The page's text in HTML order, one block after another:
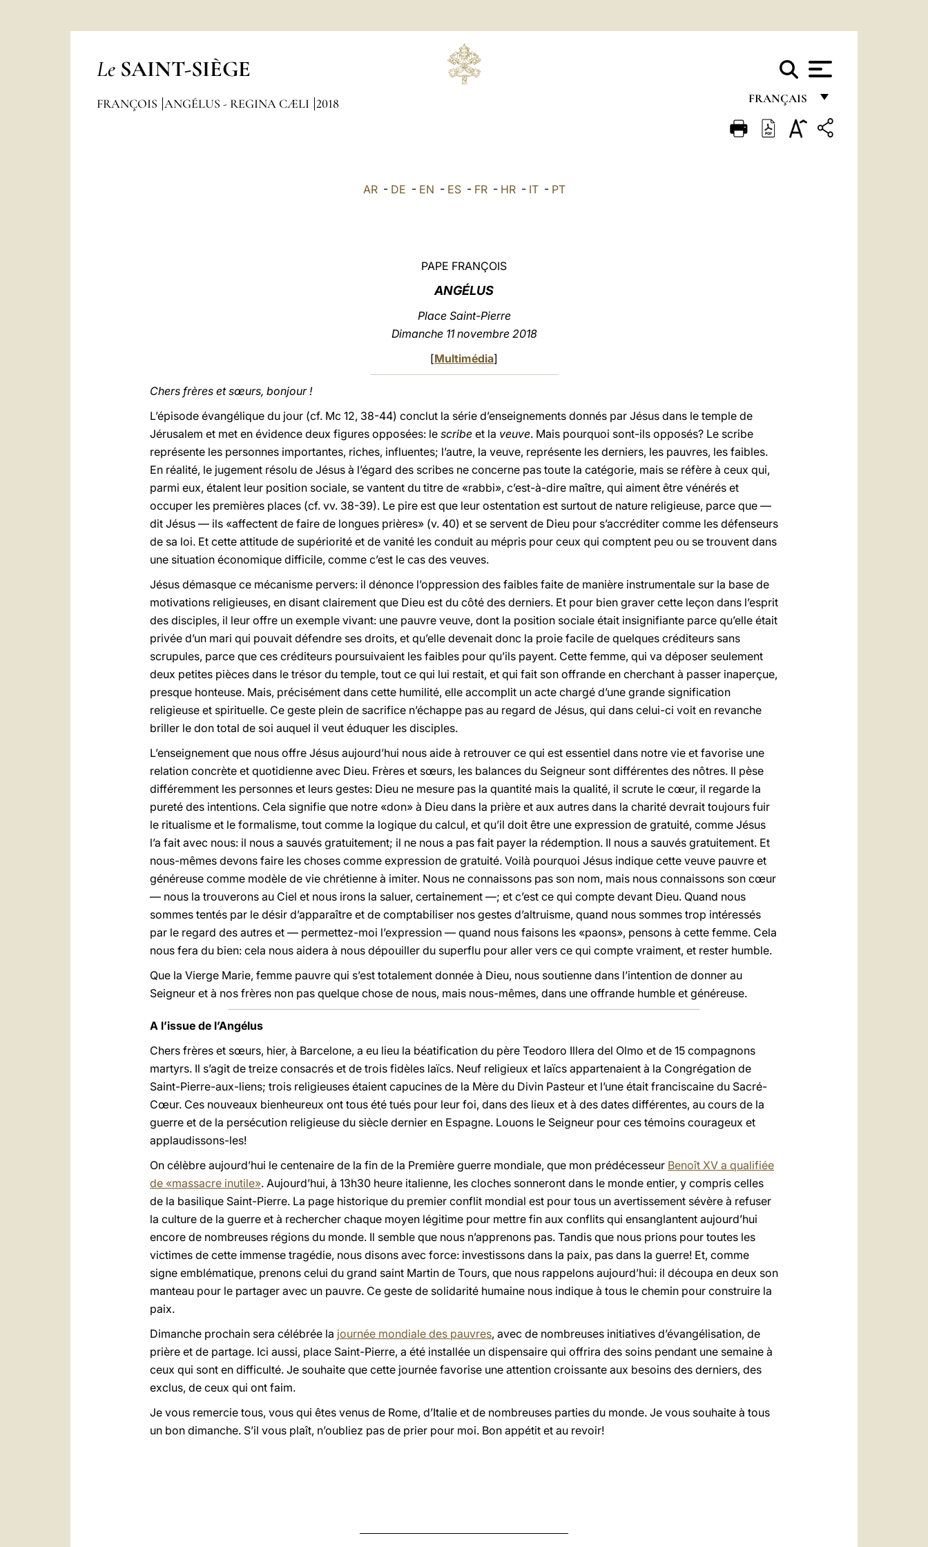
Le SAINT-SIÈGE
FRANÇAIS
FRANÇAIS
FRANÇOIS ANGÉLUS - REGINA CÆLI 2018
AR- DE - EN - ES- FR- HR- IT- PT
PAPE FRANÇOIS
ANGÉLUS
Place Saint-Pierre
Dimanche 11 novembre 2018
[Multimédia]
Chers frères et sœurs, bonjour !
L’épisode évangélique du jour (cf. Mc 12, 38-44) conclut la série d’enseignements donnés par Jésus dans le temple de
Jérusalem et met en évidence deux figures opposées: le scribe et la veuve. Mais pourquoi sont-ils opposés? Le scribe
représente les personnes importantes, riches, influentes; l’autre, la veuve, représente les derniers, les pauvres, les faibles.
En réalité, le jugement résolu de Jésus à l’égard des scribes ne concerne pas toute la catégorie, mais se réfère à ceux qui,
parmi eux, étalent leur position sociale, se vantent du titre de «rabbi», c’est-à-dire maître, qui aiment être vénérés et
occuper les premières places (cf. vv. 38-39). Le pire est que leur ostentation est surtout de nature religieuse, parce que —
dit Jésus — ils «affectent de faire de longues prières» (v. 40) et se servent de Dieu pour s’accréditer comme les défenseurs
de sa loi. Et cette attitude de supériorité et de vanité les conduit au mépris pour ceux qui comptent peu ou se trouvent dans
une situation économique difficile, comme c’est le cas des veuves.
Jésus démasque ce mécanisme pervers: il dénonce l’oppression des faibles faite de manière instrumentale sur la base de
motivations religieuses, en disant clairement que Dieu est du côté des derniers. Et pour bien graver cette leçon dans l’esprit
des disciples, il leur offre un exemple vivant: une pauvre veuve, dont la position sociale était insignifiante parce qu’elle était
privée d’un mari qui pouvait défendre ses droits, et qu’elle devenait donc la proie facile de quelques créditeurs sans
scrupules, parce que ces créditeurs poursuivaient les faibles pour qu’ils payent. Cette femme, qui va déposer seulement
deux petites pièces dans le trésor du temple, tout ce qui lui restait, et qui fait son offrande en cherchant à passer inaperçue,
presque honteuse. Mais, précisément dans cette humilité, elle accomplit un acte chargé d’une grande signification
religieuse et spirituelle. Ce geste plein de sacrifice n’échappe pas au regard de Jésus, qui dans celui-ci voit en revanche
briller le don total de soi auquel il veut éduquer les disciples.
L’enseignement que nous offre Jésus aujourd’hui nous aide à retrouver ce qui est essentiel dans notre vie et favorise une
relation concrète et quotidienne avec Dieu. Frères et sœurs, les balances du Seigneur sont différentes des nôtres. Il pèse
différemment les personnes et leurs gestes: Dieu ne mesure pas la quantité mais la qualité, il scrute le cœur, il regarde la
pureté des intentions. Cela signifie que notre «don» à Dieu dans la prière et aux autres dans la charité devrait toujours fuir
le ritualisme et le formalisme, tout comme la logique du calcul, et qu’il doit être une expression de gratuité, comme Jésus
l’a fait avec nous: il nous a sauvés gratuitement; il ne nous a pas fait payer la rédemption. Il nous a sauvés gratuitement. Et
nous-mêmes devons faire les choses comme expression de gratuité. Voilà pourquoi Jésus indique cette veuve pauvre et
généreuse comme modèle de vie chrétienne à imiter. Nous ne connaissons pas son nom, mais nous connaissons son cœur
— nous la trouverons au Ciel et nous irons la saluer, certainement —; et c’est ce qui compte devant Dieu. Quand nous
sommes tentés par le désir d’apparaître et de comptabiliser nos gestes d’altruisme, quand nous sommes trop intéressés
par le regard des autres et — permettez-moi l’expression — quand nous faisons les «paons», pensons à cette femme. Cela
nous fera du bien: cela nous aidera à nous dépouiller du superflu pour aller vers ce qui compte vraiment, et rester humble.
Que la Vierge Marie, femme pauvre qui s’est totalement donnée à Dieu, nous soutienne dans l’intention de donner au
Seigneur et à nos frères non pas quelque chose de nous, mais nous-mêmes, dans une offrande humble et généreuse.
A l’issue de l’Angélus
Chers frères et sœurs, hier, à Barcelone, a eu lieu la béatification du père Teodoro Illera del Olmo et de 15 compagnons
martyrs. Il s’agit de treize consacrés et de trois fidèles laïcs. Neuf religieux et laïcs appartenaient à la Congrégation de
Saint-Pierre-aux-liens; trois religieuses étaient capucines de la Mère du Divin Pasteur et l’une était franciscaine du Sacré-
Cœur. Ces nouveaux bienheureux ont tous été tués pour leur foi, dans des lieux et à des dates différentes, au cours de la
guerre et de la persécution religieuse du siècle dernier en Espagne. Louons le Seigneur pour ces témoins courageux et
applaudissons-les!
On célèbre aujourd’hui le centenaire de la fin de la Première guerre mondiale, que mon prédécesseur Benoît XV a qualifiée
de «massacre inutile». Aujourd’hui, à 13h30 heure italienne, les cloches sonneront dans le monde entier, y compris celles
de la basilique Saint-Pierre. La page historique du premier conflit mondial est pour tous un avertissement sévère à refuser
la culture de la guerre et à rechercher chaque moyen légitime pour mettre fin aux conflits qui ensanglantent aujourd’hui
encore de nombreuses régions du monde. Il semble que nous n’apprenons pas. Tandis que nous prions pour toutes les
victimes de cette immense tragédie, nous disons avec force: investissons dans la paix, pas dans la guerre! Et, comme
signe emblématique, prenons celui du grand saint Martin de Tours, que nous rappelons aujourd’hui: il découpa en deux son
manteau pour le partager avec un pauvre. Ce geste de solidarité humaine nous indique à tous le chemin pour construire la
paix.
Dimanche prochain sera célébrée la journée mondiale des pauvres, avec de nombreuses initiatives d’évangélisation, de
prière et de partage. Ici aussi, place Saint-Pierre, a été installée un dispensaire qui offrira des soins pendant une semaine à
ceux qui sont en difficulté. Je souhaite que cette journée favorise une attention croissante aux besoins des derniers, des
exclus, de ceux qui ont faim.
Je vous remercie tous, vous qui êtes venus de Rome, d’Italie et de nombreuses parties du monde. Je vous souhaite à tous
un bon dimanche. S’il vous plaît, n’oubliez pas de prier pour moi. Bon appétit et au revoir!